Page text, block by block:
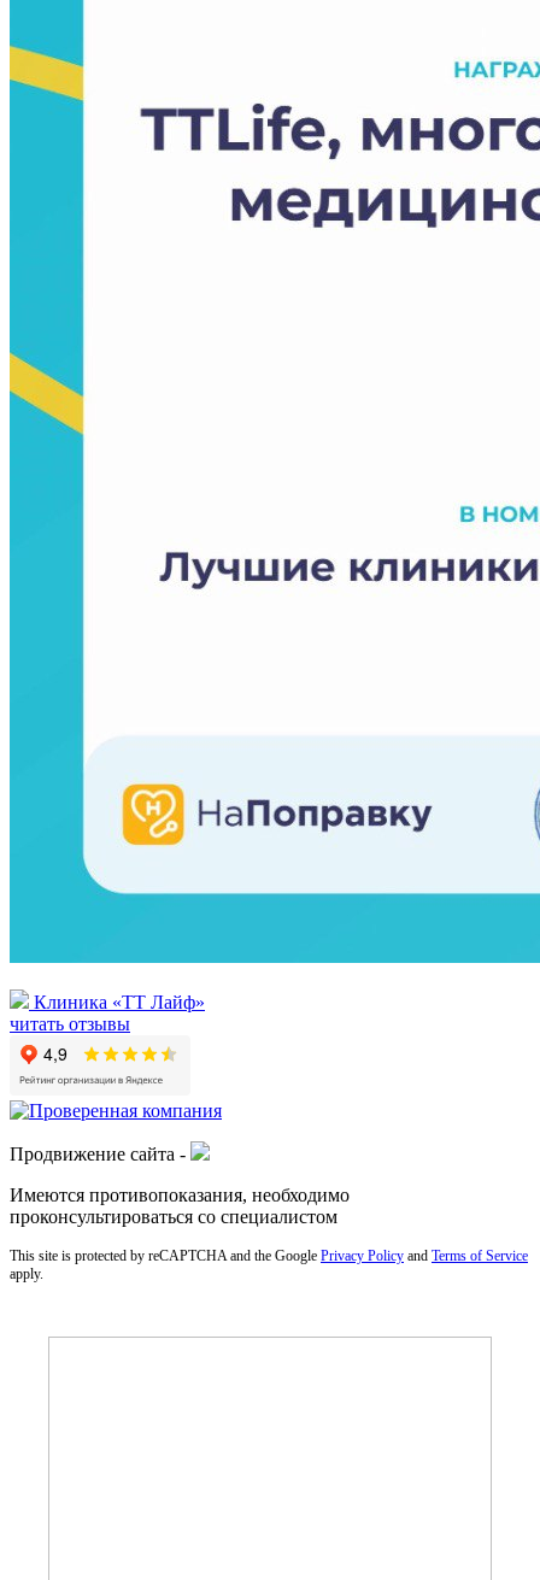
Клиника «ТТ Лайф»
читать отзывы
Продвижение сайта -
Имеются противопоказания, необходимо
проконсультироваться со специалистом
This site is protected by reCAPTCHA and the Google Privacy Policy and Terms of Service
apply.